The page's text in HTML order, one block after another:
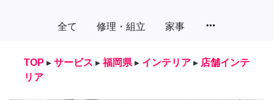
全て 修理・組立 家事 more_horiz
TOP ▸ サービス ▸ 福岡県 ▸ インテリア ▸ 店舗インテ
リア